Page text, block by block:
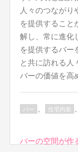
人々のつながり
を提供すること
解し、常に進化
を提供するバー
と共に訪れる人
バーの価値を高
バー 住宅内装
投
バーの空間が作